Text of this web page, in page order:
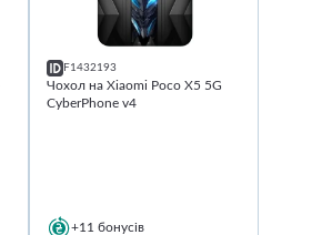
F1432193
Чохол на Xiaomi Poco X5 5G
CyberPhone v4
+11 бонусів